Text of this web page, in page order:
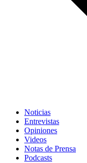
Noticias
Entrevistas
Opiniones
Videos
Notas de Prensa
Podcasts